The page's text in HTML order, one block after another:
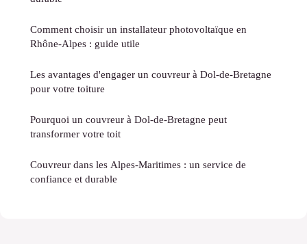
Comment choisir un installateur photovoltaïque en
Rhône-Alpes : guide utile
Les avantages d'engager un couvreur à Dol-de-Bretagne
pour votre toiture
Pourquoi un couvreur à Dol-de-Bretagne peut
transformer votre toit
Couvreur dans les Alpes-Maritimes : un service de
confiance et durable